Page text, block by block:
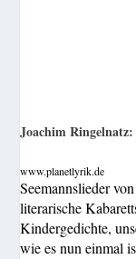
Joachim
www.planetlyrik.de
Seemannslieder
literarische
Kindergedichte,
wie es nun einmal